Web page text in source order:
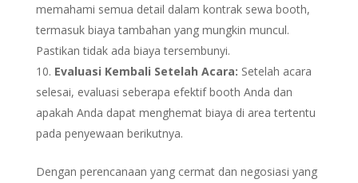
memahami semua detail dalam kontrak sewa booth,
termasuk biaya tambahan yang mungkin muncul.
Pastikan tidak ada biaya tersembunyi.
Evaluasi Kembali Setelah Acara: Setelah acara
selesai, evaluasi seberapa efektif booth Anda dan
apakah Anda dapat menghemat biaya di area tertentu
pada penyewaan berikutnya.
Dengan perencanaan yang cermat dan negosiasi yang